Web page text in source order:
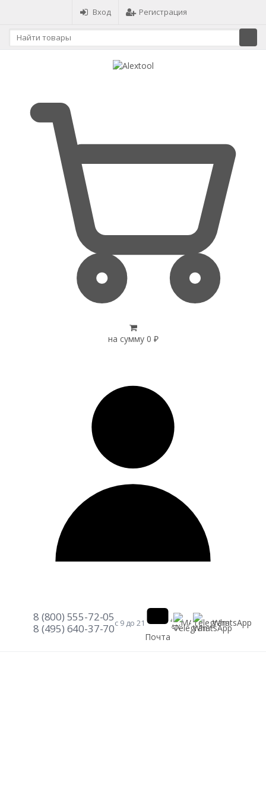
Вход Регистрация
на сумму 0 ₽
8 (800) 555-72-05
8 (495) 640-37-70с 9 до 21
Почта
MAXTelegramWhatsApp